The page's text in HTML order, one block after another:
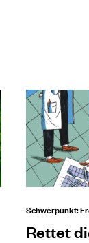
Schwerpunkt:
Rettet